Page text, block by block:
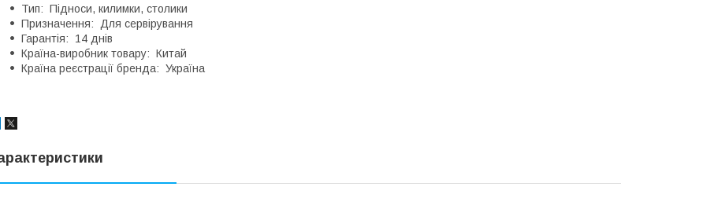
Тип: Підноси, килимки, столики
Призначення: Для сервірування
Гарантія: 14 днів
Країна-виробник товару: Китай
Країна реєстрації бренда: Україна